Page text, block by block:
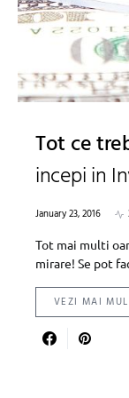
Tot ce
incepi in
January 23, 2016
Tot mai multi
mirare! Se pot
VEZI MAI